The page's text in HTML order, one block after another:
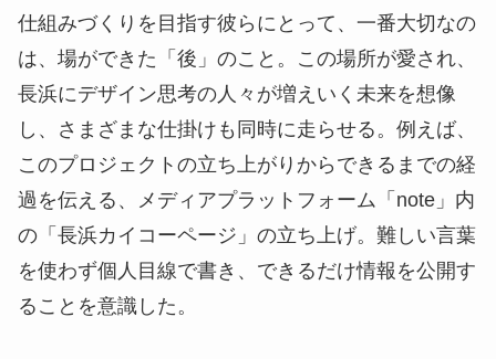
仕組みづくりを目指す彼らにとって、一番大切なの
は、場ができた「後」のこと。この場所が愛され、
長浜にデザイン思考の人々が増えいく未来を想像
し、さまざまな仕掛けも同時に走らせる。例えば、
このプロジェクトの立ち上がりからできるまでの経
過を伝える、メディアプラットフォーム「note」内
の「長浜カイコーページ」の立ち上げ。難しい言葉
を使わず個人目線で書き、できるだけ情報を公開す
ることを意識した。